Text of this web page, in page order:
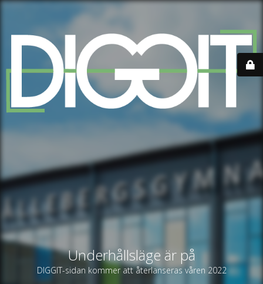
Underhållsläge är på
DIGGIT-sidan kommer att återlanseras våren 2022